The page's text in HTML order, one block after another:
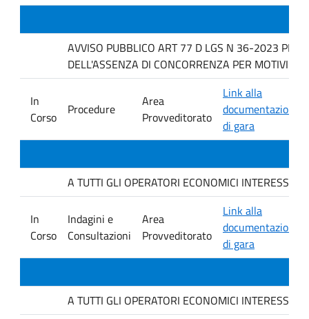
AVVISO PUBBLICO ART 77 D LGS N 36-2023 PER
DELL'ASSENZA DI CONCORRENZA PER MOTIVI
In
Corso
Procedure
Area
Provveditorato
Link alla
documentazione
di gara
A TUTTI GLI OPERATORI ECONOMICI
In
Corso
Indagini e
Consultazioni
Area
Provveditorato
Link alla
documentazione
di gara
A TUTTI GLI OPERATORI ECONOMICI